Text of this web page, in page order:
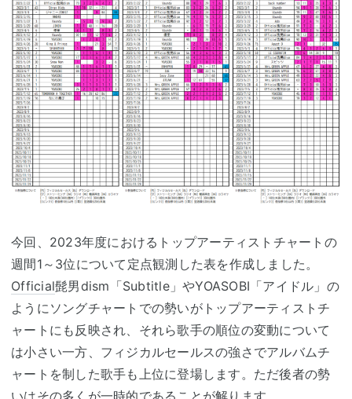
今回、2023年度におけるトップアーティストチャートの
週間1～3位について定点観測した表を作成しました。
Official髭男dism「Subtitle」やYOASOBI「アイドル」の
ようにソングチャートでの勢いがトップアーティストチ
ャートにも反映され、それら歌手の順位の変動について
は小さい一方、フィジカルセールスの強さでアルバムチ
ャートを制した歌手も上位に登場します。ただ後者の勢